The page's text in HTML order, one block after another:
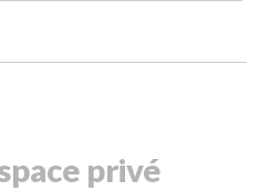
privé